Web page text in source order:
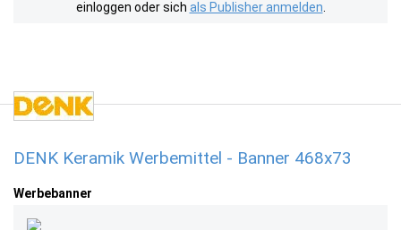
einloggen oder sich als Publisher anmelden
DENK Keramik Werbemittel - Banner 468x73
Werbebanner